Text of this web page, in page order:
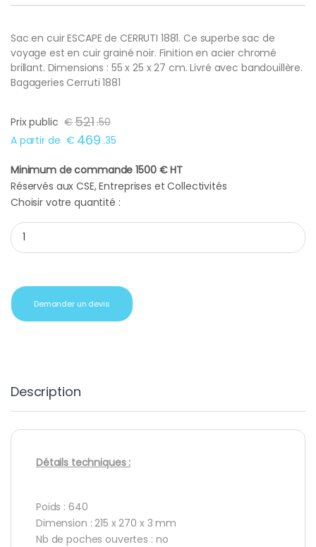
Sac en cuir ESCAPE de CERRUTI 1881. Ce superbe sac de
voyage est en cuir grainé noir. Finition en acier chromé
brillant. Dimensions : 55 x 25 x 27 cm. Livré avec bandouillère.
Bagageries Cerruti 1881
Prix public €521.50
A partir de € 469 .35
Minimum de commande 1500 € HT
Réservés aux CSE, Entreprises et Collectivités
Choisir votre quantité :
Cadeaux d'affaires Sac de voyage Cerruti 1881 Escape quantity
Demander un devis
Description
Détails techniques :
Poids : 640
Dimension : 215 x 270 x 3 mm
Nb de poches ouvertes : no